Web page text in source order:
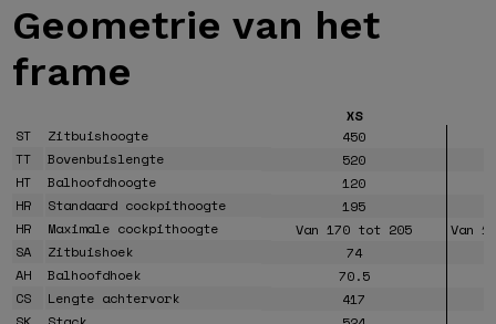
Geometrie van het
frame
XS
ST
Zitbuishoogte
450
TT
Bovenbuislengte
520
HT
Balhoofdhoogte
120
HR
Standaard cockpithoogte
195
HR
Maximale cockpithoogte Van 170 tot 205
Van
SA
Zitbuishoek 74
AH
Balhoofdhoek
70.5
CS
Lengte achtervork
417